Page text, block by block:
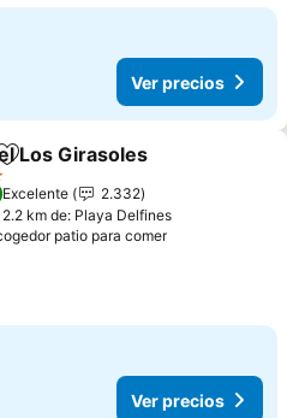
Ver precios
Agregar a favoritos
Los Girasoles
Excelente
2.332
km de: Playa Delfines
patio para comerVer precios
Ver precios